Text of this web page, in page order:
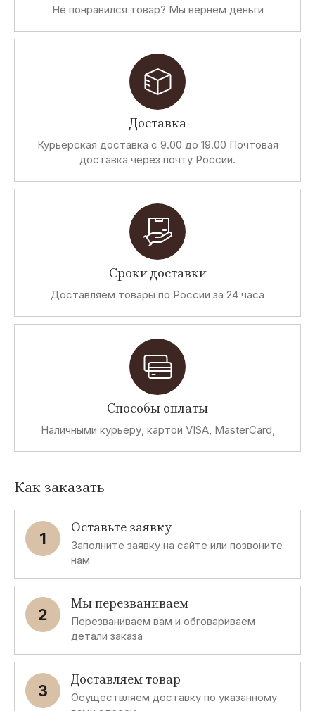
Не понравился товар? Мы вернем деньги
Доставка
Курьерская доставка с 9.00 до 19.00 Почтовая
доставка через почту России.
Сроки доставки
Доставляем товары по России за 24 часа
Способы оплаты
Наличными курьеру, картой VISA, MasterCard,
Как заказать
1
Оставьте заявку
Заполните заявку на сайте или позвоните
нам
2
Мы перезваниваем
Перезваниваем вам и обговариваем
детали заказа
3
Доставляем товар
Осуществляем доставку по указанному